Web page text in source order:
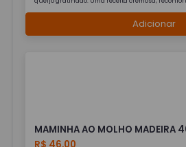
Adicionar
MAMINHA AO MOLHO MADEIRA